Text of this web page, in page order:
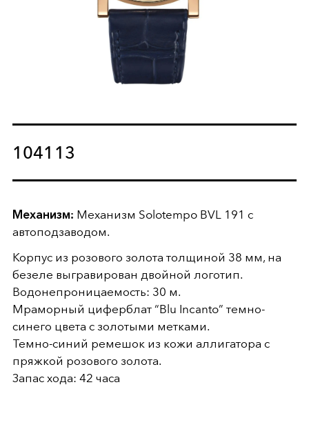
104113
Механизм: Механизм Solotempo BVL 191 с
автоподзаводом.
Корпус из розового золота толщиной 38 мм, на
безеле выгравирован двойной логотип.
Водонепроницаемость: 30 м.
Мраморный циферблат “Blu Incanto” темно-
синего цвета с золотыми метками.
Темно-синий ремешок из кожи аллигатора с
пряжкой розового золота.
Запас хода: 42 часа